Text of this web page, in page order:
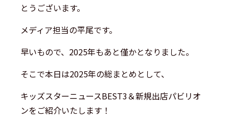
とうございます。
メディア担当の平尾です。
早いもので、2025年もあと僅かとなりました。
そこで本日は2025年の総まとめとして、
キッズスターニュースBEST3＆新規出店パビリオ
ンをご紹介いたします！